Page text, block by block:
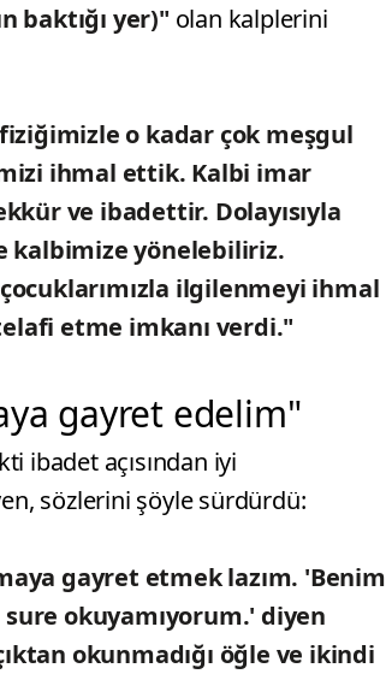
baktığı yer)" olan kalplerini
o kadar çok meşgul
ihmal ettik. Kalbi imar
ve ibadettir. Dolayısıyla
kalbimize yönelebiliriz.
ilgilenmeyi ihmal
etme imkanı verdi."
gayret edelim"
ibadet açısından iyi
sözlerini şöyle sürdürdü:
gayret etmek lazım. 'Benim
okuyamıyorum.' diyen
okunmadığı öğle ve ikindi